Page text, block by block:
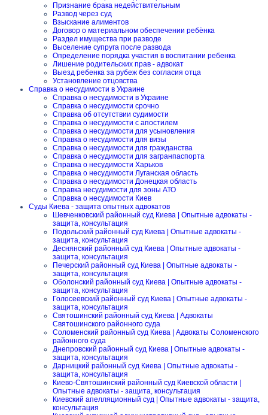
Признание брака недействительным
Развод через суд
Взыскание алиментов
Договор о материальном обеспечении ребёнка
Раздел имущества при разводе
Выселение супруга после развода
Определение порядка участия в воспитании ребенка
Лишение родительских прав - адвокат
Выезд ребенка за рубеж без согласия отца
Установление отцовства
Справка о несудимости в Украине
Справка о несудимости в Украине
Справка о несудимости срочно
Справка об отсутствии судимости
Справка о несудимости с апостилем
Справка о несудимости для усыновления
Справка о несудимости для визы
Справка о несудимости для гражданства
Справка о несудимости для загранпаспорта
Справка о несудимости Харьков
Справка о несудимости Луганская область
Справка о несудимости Донецкая область
Справка несудимости для зоны АТО
Справка о несудимости Киев
Суды Киева - защита опытных адвокатов
Шевченковский районный суд Киева | Опытные адвокаты -
защита, консультация
Подольский районный суд Киева | Опытные адвокаты -
защита, консультация
Деснянский районный суд Киева | Опытные адвокаты -
защита, консультация
Печерский районный суд Киева | Опытные адвокаты -
защита, консультация
Оболонский районный суд Киева | Опытные адвокаты -
защита, консультация
Голосеевский районный суд Киева | Опытные адвокаты -
защита, консультация
Святошинский районный суд Киева | Адвокаты
Святошинского районного суда
Соломенский районный суд Киева | Адвокаты Соломенского
районного суда
Днепровский районный суд Киева | Опытные адвокаты -
защита, консультация
Дарницкий районный суд Киева | Опытные адвокаты -
защита, консультация
Киево-Святошинский районный суд Киевской области |
Опытные адвокаты - защита, консультация
Киевский апелляционный суд | Опытные адвокаты - защита,
консультация